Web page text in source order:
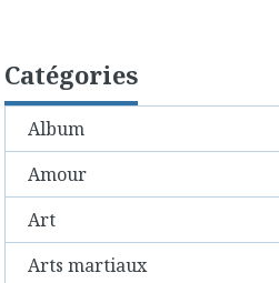
Catégories
Album
Amour
Art
Arts martiaux